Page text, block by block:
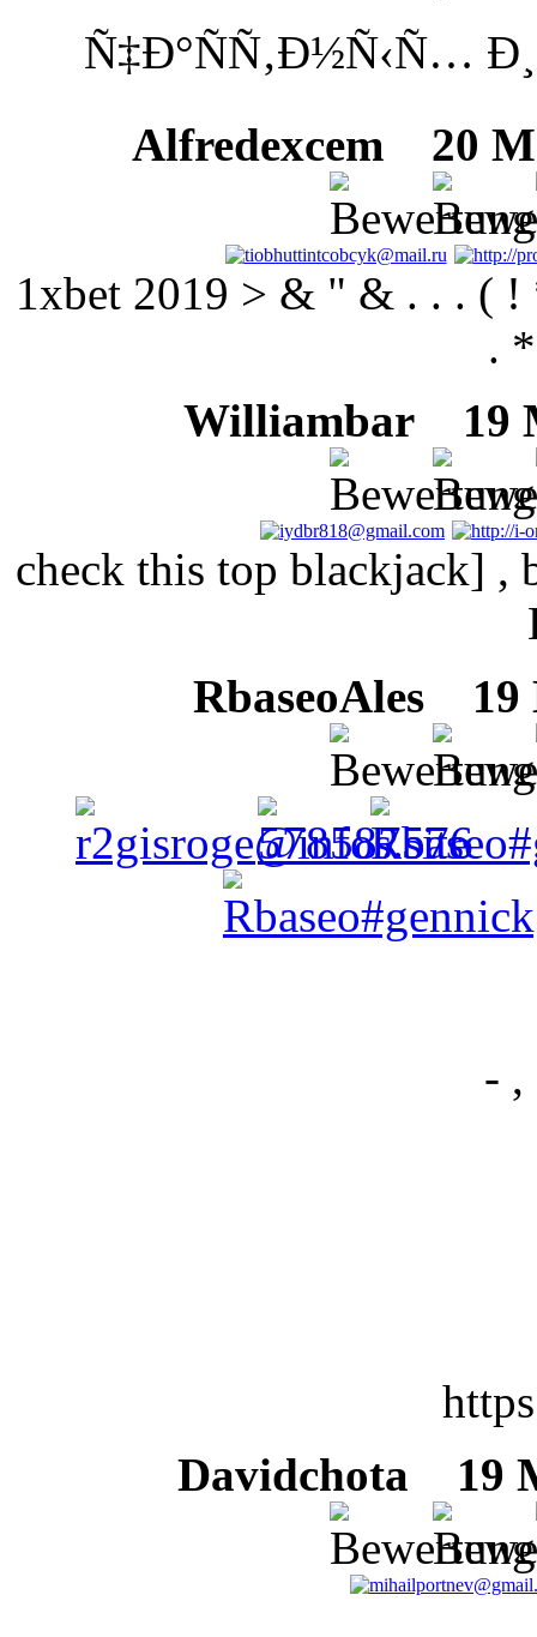
Ñ‡Ð°ÑÑ‚Ð½Ñ‹Ñ…
Alfredexcem
20
1xbet 2019 > & " & . . . (
.
Williambar
19
check this top blackjack] ,
RbaseoAles
19
- ,
Davidchota
19